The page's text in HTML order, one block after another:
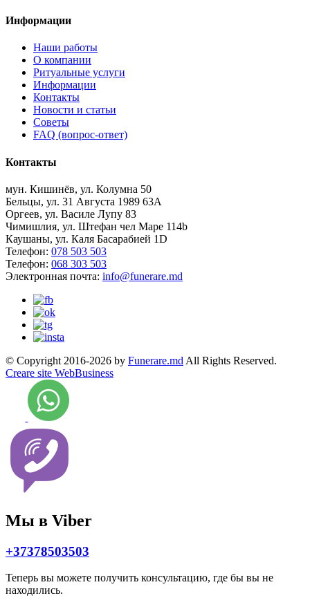
Информации
Наши работы
О компании
Ритуальные услуги
Информации
Контакты
Новости и статьи
Советы
FAQ (вопрос-ответ)
Контакты
мун. Кишинёв, ул. Колумна 50
Бельцы, ул. 31 Августа 1989 63А
Оргеев, ул. Василе Лупу 83
Чимишлия, ул. Штефан чел Маре 114b
Каушаны, ул. Каля Басарабией 1D
Телефон: 078 503 503
Телефон: 068 303 503
Электронная почта: info@funerare.md
© Copyright 2016-2026 by Funerare.md All Rights Reserved.
Creare site WebBusiness
Мы в Viber
+37378503503
Теперь вы можете получить консультацию, где бы вы не
находились.